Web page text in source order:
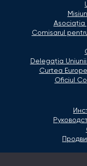
Asociaţia
Comisarul
Delegaţia
Curtea
Oficiul